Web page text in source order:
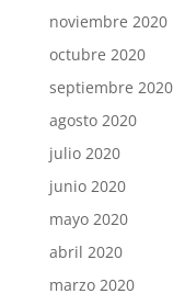
noviembre 2020
octubre 2020
septiembre 2020
agosto 2020
julio 2020
junio 2020
mayo 2020
abril 2020
marzo 2020